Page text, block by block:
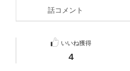
話コメント
いいね獲得
4